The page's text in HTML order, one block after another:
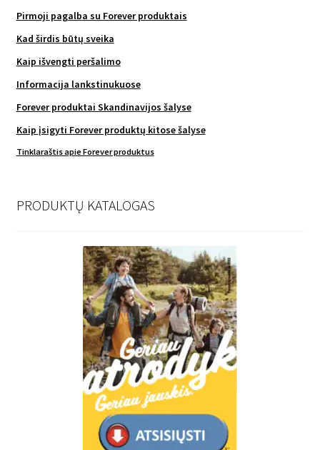
Pirmoji pagalba su Forever produktais
Kad širdis būtų sveika
Kaip išvengti peršalimo
Informacija lankstinukuose
Forever produktai Skandinavijos šalyse
Kaip įsigyti Forever produktų kitose šalyse
Tinklaraštis apie Forever produktus
PRODUKTŲ KATALOGAS